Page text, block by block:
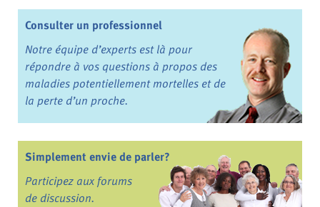
Consulter un professionnel
Notre équipe d’experts est là pour
répondre à vos questions à propos des
maladies potentiellement mortelles et de
la perte d’un proche.
Simplement envie de parler?
Participez aux forums
de discussion.